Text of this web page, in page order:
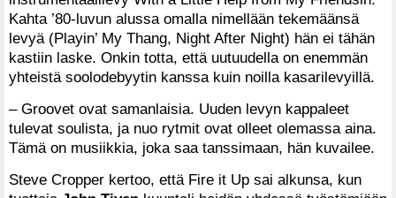
Kahta ’80-luvun alussa omalla nimellään tekemäänsä
levyä (Playin’ My Thang, Night After Night) hän ei tähän
kastiin laske. Onkin totta, että uutuudella on enemmän
yhteistä soolodebyytin kanssa kuin noilla kasarilevyillä.
– Groovet ovat samanlaisia. Uuden levyn kappaleet
tulevat soulista, ja nuo rytmit ovat olleet olemassa aina.
Tämä on musiikkia, joka saa tanssimaan, hän kuvailee.
Steve Cropper kertoo, että Fire it Up sai alkunsa, kun